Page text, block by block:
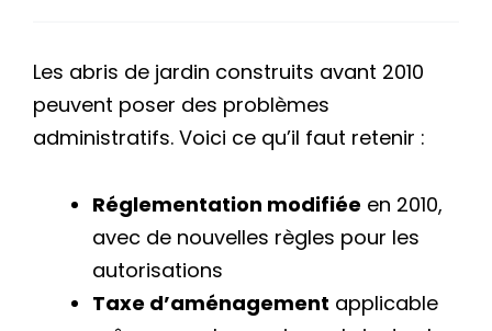
Les abris de jardin construits avant 2010
peuvent poser des problèmes
administratifs. Voici ce qu’il faut retenir :
Réglementation modifiée en 2010,
avec de nouvelles règles pour les
autorisations
Taxe d’aménagement applicable